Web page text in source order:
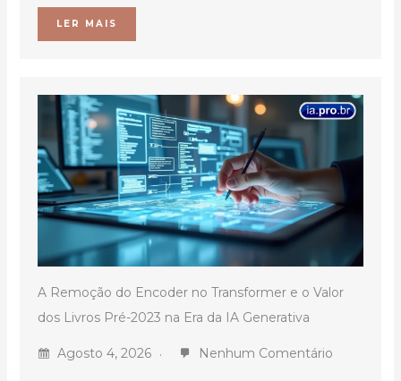
LER MAIS
A Remoção do Encoder no Transformer e o Valor
dos Livros Pré-2023 na Era da IA Generativa
Agosto 4, 2026 Nenhum Comentário